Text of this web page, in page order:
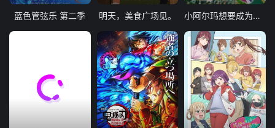
蓝色管弦乐 第二季 明天，美食广场见。 小阿尔玛想要成为家人